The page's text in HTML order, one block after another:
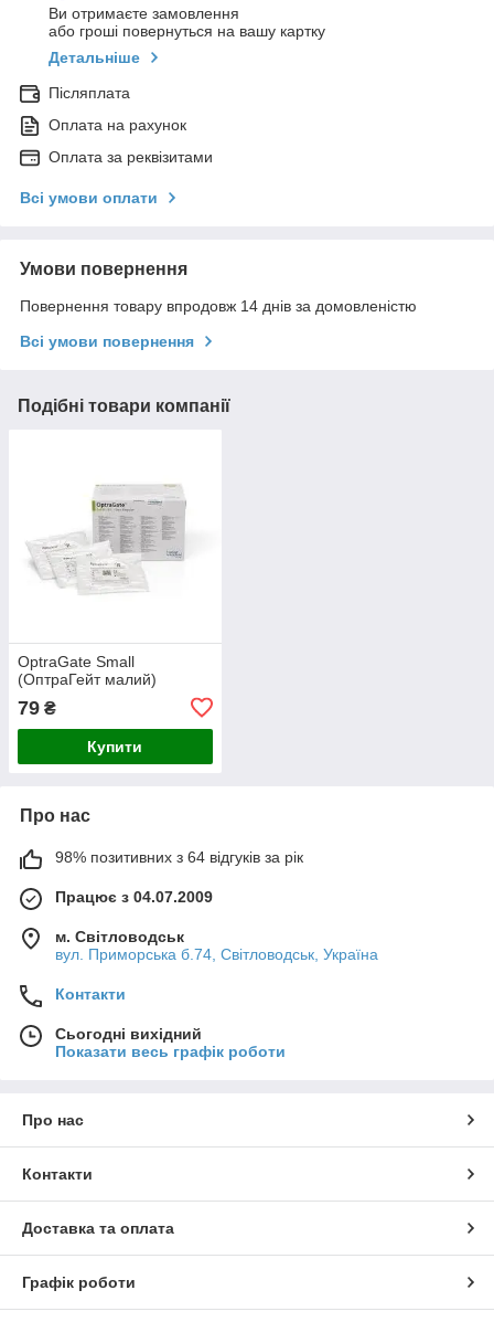
Ви отримаєте замовлення
або гроші повернуться на вашу картку
Детальніше
Післяплата
Оплата на рахунок
Оплата за реквізитами
Всі умови оплати
Умови повернення
Повернення товару впродовж 14 днів за домовленістю
Всі умови повернення
Подібні товари компанії
OptraGate Small
(ОптраГейт малий)
79 ₴
Купити
Про нас
98% позитивних з 64 відгуків за рік
Працює з 04.07.2009
м. Світловодськ
вул. Приморська б.74, Світловодськ, Україна
Контакти
Сьогодні вихідний
Показати весь графік роботи
Про нас
Контакти
Доставка та оплата
Графік роботи